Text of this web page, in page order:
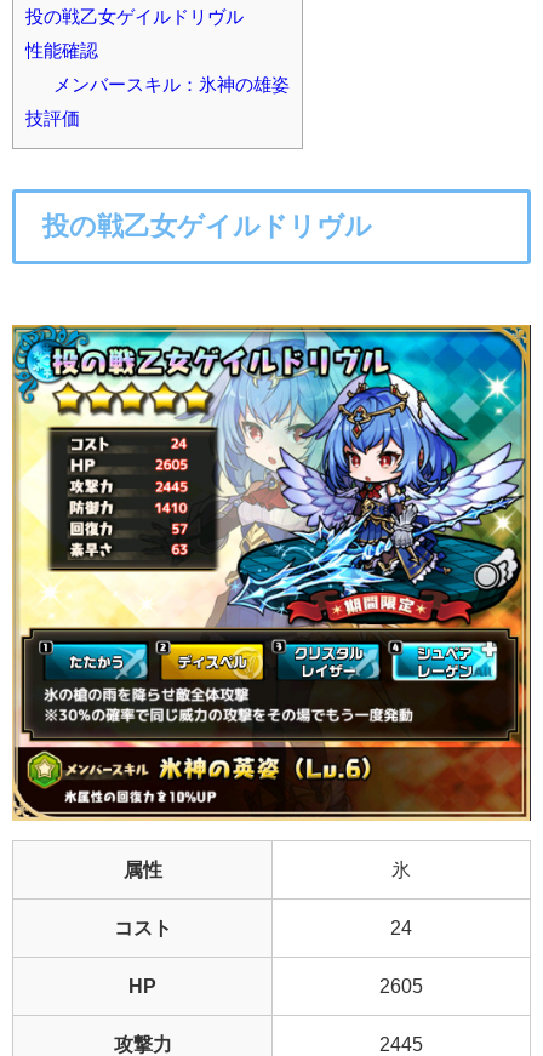
投の戦乙女ゲイルドリヴル
性能確認
メンバースキル：氷神の雄姿
技評価
投の戦乙女ゲイルドリヴル
属性 氷
コスト 24
HP 2605
攻撃力 2445